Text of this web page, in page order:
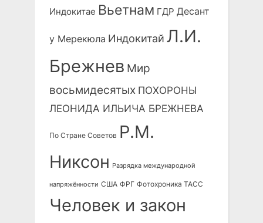
Индокитае Вьетнам ГДР Десант
у Мерекюла Индокитай Л.И.
Брежнев Мир
восьмидесятых ПОХОРОНЫ
ЛЕОНИДА ИЛЬИЧА БРЕЖНЕВА
По Стране Советов Р.М.
Никсон Разрядка международной
напряжённости США ФРГ Фотохроника ТАСС
Человек и закон